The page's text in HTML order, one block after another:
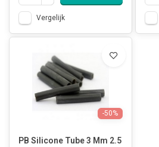
Vergelijk
-50%
PB Silicone Tube 3 Mm 2.5